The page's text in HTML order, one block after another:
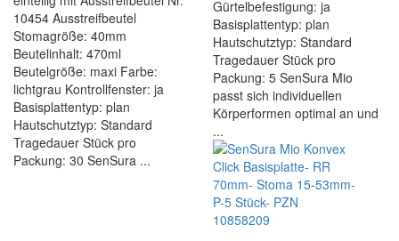
10454 Ausstreifbeutel
Stomagröße: 40mm
Beutelinhalt: 470ml
Beutelgröße: maxi Farbe:
lichtgrau Kontrollfenster: ja
Basisplattentyp: plan
Hautschutztyp: Standard
Tragedauer Stück pro
Packung: 30 SenSura ...
Gürtelbefestigung: ja
Basisplattentyp: plan
Hautschutztyp: Standard
Tragedauer Stück pro
Packung: 5 SenSura Mio
passt sich individuellen
Körperformen optimal an und
...